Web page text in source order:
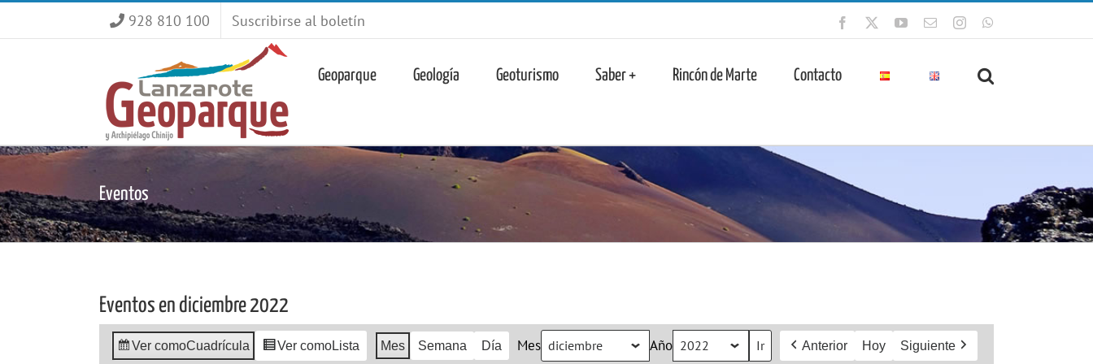
928 810 100 Suscribirse al boletín Facebook YouTube
CorreoInstagram
Geoparque Geología Geoturismo Saber + Rincón de Marte Contacto
Eventos
Eventos en diciembre 2022
Ver comoCuadrícula Ver comoLista Mes Semana Día Mes Año Anterior Hoy Siguiente